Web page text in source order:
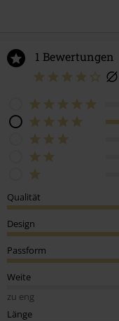
1 Bewertungen
Qualität
Design
Passform
Weite
zu eng
Länge